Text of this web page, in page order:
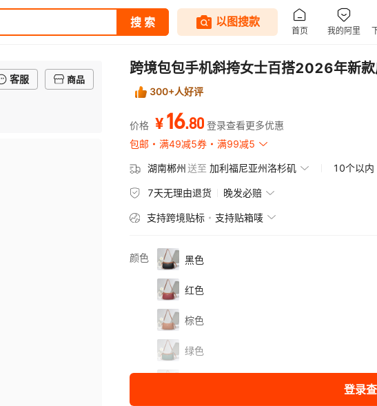
客服 商品
跨境包包手机斜挎女士百搭2026年新
300+人好评
价格 ¥16.80 登录查看更多优惠
包邮
满49减5券 满99减5
湖南郴州送至 加利福尼亚州洛杉矶 10个以内
7天无理由退货 晚发必赔
支持跨境贴标 支持贴箱唛
颜色 黑色
红色
棕色
绿色
登录